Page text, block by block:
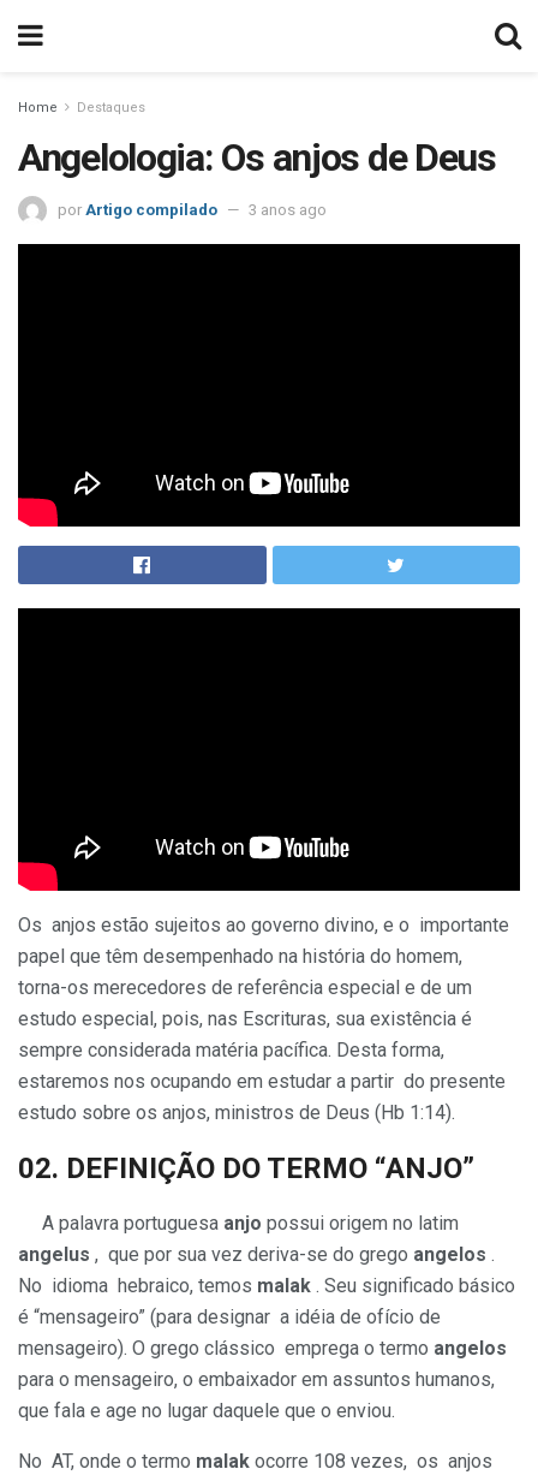
Home Destaques
Angelologia: Os anjos de Deus
por Artigo compilado 3 anos ago
Os anjos estão sujeitos ao governo divino, e o importante
papel que têm desempenhado na história do homem,
torna-os merecedores de referência especial e de um
estudo especial, pois, nas Escrituras, sua existência é
sempre considerada matéria pacífica. Desta forma,
estaremos nos ocupando em estudar a partir do presente
estudo sobre os anjos, ministros de Deus (Hb 1:14).
02. DEFINIÇÃO DO TERMO “ANJO”
A palavra portuguesa anjo possui origem no latim
angelus , que por sua vez deriva-se do grego angelos .
No idioma hebraico, temos malak . Seu significado básico
é “mensageiro” (para designar a idéia de ofício de
mensageiro). O grego clássico emprega o termo angelos
para o mensageiro, o embaixador em assuntos humanos,
que fala e age no lugar daquele que o enviou.
No AT, onde o termo malak ocorre 108 vezes, os anjos